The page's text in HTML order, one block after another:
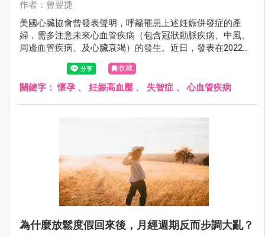
作者：曾翌捷
美國心臟協會曾發表聲明，呼籲罹患上述妊娠併發症的產
婦，需多注意未來心血管疾病（包含冠狀動脈疾病、中風、
周邊血管疾病、及心臟衰竭）的發生。近日，發表在2022年
阿茲海默症協會國際年會的研究也顯示，患有妊娠高血壓疾
患的女性可能會增加日後罹患失智症的風險。因此不管在孕
期或產後，媽咪們都要多注意血壓的變化。
收藏
關鍵字：懷孕 、 妊娠高血壓 、 失智症 、心血管疾病
為什麼放鬆度假回來後，月經週期反而步調大亂？